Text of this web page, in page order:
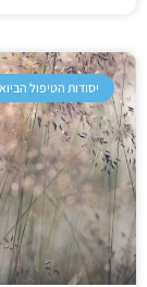
יסודות הטיפול